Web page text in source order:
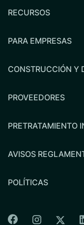
RECURSOS
PARA EMPRESAS
CONSTRUCCIÓN Y
PROVEEDORES
PRETRATAMIENTO
AVISOS
POLÍTICAS
ColoradoColorado